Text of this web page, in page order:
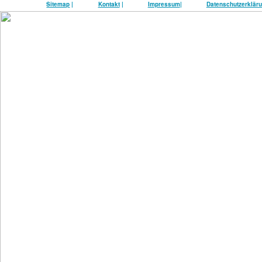
Sitemap | Kontakt| Impressum|